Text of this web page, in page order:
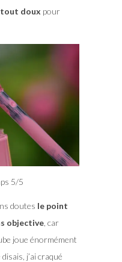
tout doux pour
5/5
doutes le point
objective, car
joue énormément
j’ai craqué